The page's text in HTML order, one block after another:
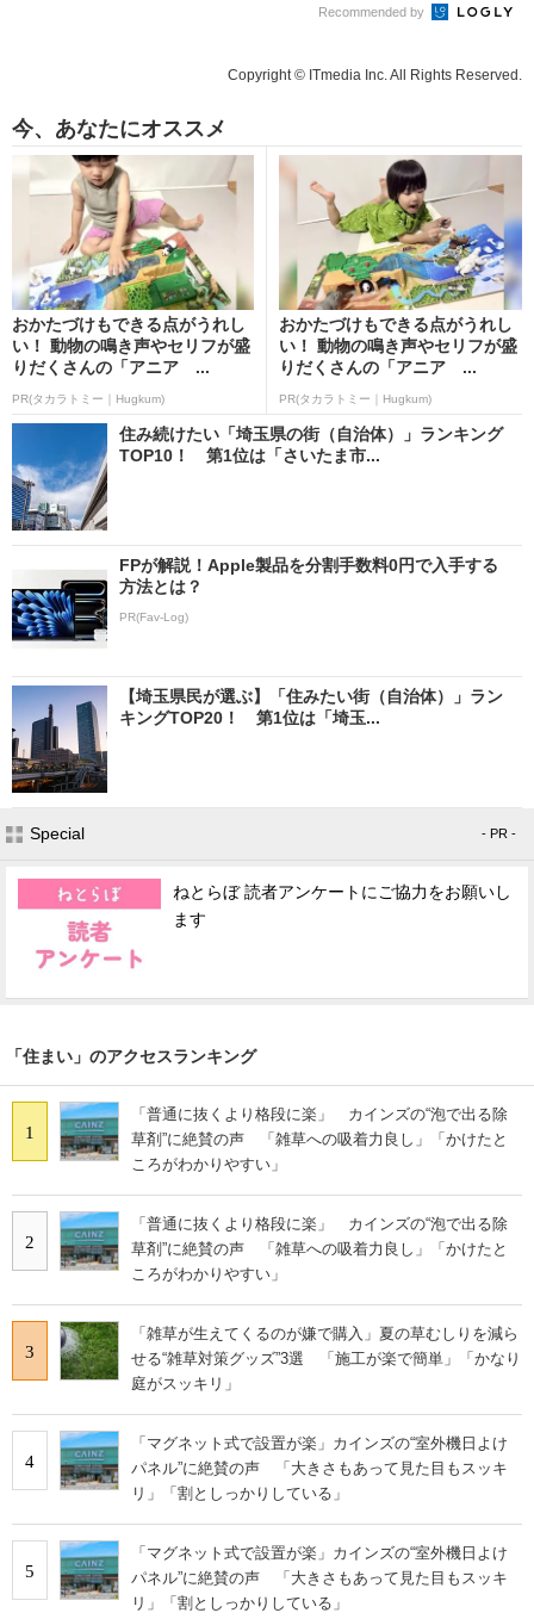
Recommended by
Copyright © ITmedia Inc. All Rights Reserved.
今、あなたにオススメ
おかたづけもできる点がうれし
い！ 動物の鳴き声やセリフが盛
りだくさんの「アニア ...
PR(タカラトミー｜Hugkum)
おかたづけもできる点がうれし
い！ 動物の鳴き声やセリフが盛
りだくさんの「アニア ...
PR(タカラトミー｜Hugkum)
住み続けたい「埼玉県の街（自治体）」ランキング
TOP10！ 第1位は「さいたま市...
FPが解説！Apple製品を分割手数料0円で入手する
方法とは？
PR(Fav-Log)
【埼玉県民が選ぶ】「住みたい街（自治体）」ラン
キングTOP20！ 第1位は「埼玉...
Special - PR -
ねとらぼ 読者アンケートにご協力をお願いし
ます
「住まい」のアクセスランキング
1
「普通に抜くより格段に楽」 カインズの“泡で出る除
草剤”に絶賛の声 「雑草への吸着力良し」「かけたと
ころがわかりやすい」
2
「普通に抜くより格段に楽」 カインズの“泡で出る除
草剤”に絶賛の声 「雑草への吸着力良し」「かけたと
ころがわかりやすい」
3
「雑草が生えてくるのが嫌で購入」夏の草むしりを減ら
せる“雑草対策グッズ”3選 「施工が楽で簡単」「かなり
庭がスッキリ」
4
「マグネット式で設置が楽」カインズの“室外機日よけ
パネル”に絶賛の声 「大きさもあって見た目もスッキ
リ」「割としっかりしている」
5
「マグネット式で設置が楽」カインズの“室外機日よけ
パネル”に絶賛の声 「大きさもあって見た目もスッキ
リ」「割としっかりしている」